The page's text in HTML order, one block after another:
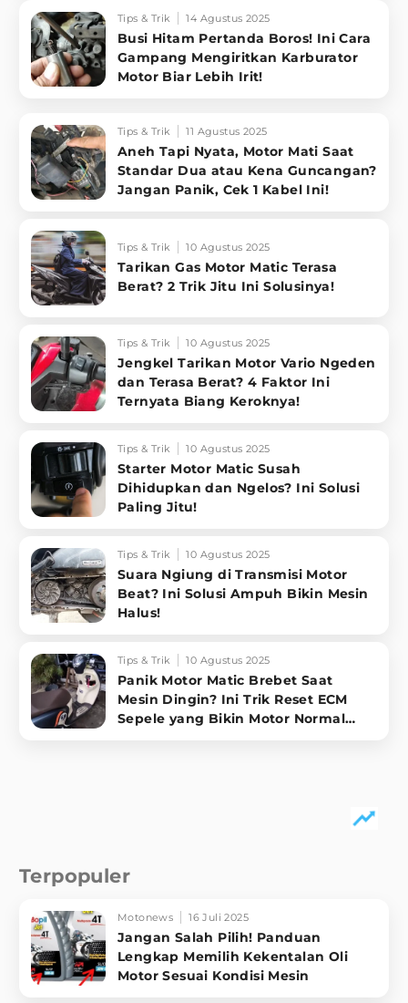
Tips & Trik 14 Agustus 2025
Busi Hitam Pertanda Boros! Ini Cara
Gampang Mengiritkan Karburator
Motor Biar Lebih Irit!
Tips & Trik 11 Agustus 2025
Aneh Tapi Nyata, Motor Mati Saat
Standar Dua atau Kena Guncangan?
Jangan Panik, Cek 1 Kabel Ini!
Tips & Trik 10 Agustus 2025
Tarikan Gas Motor Matic Terasa
Berat? 2 Trik Jitu Ini Solusinya!
Tips & Trik 10 Agustus 2025
Jengkel Tarikan Motor Vario Ngeden
dan Terasa Berat? 4 Faktor Ini
Ternyata Biang Keroknya!
Tips & Trik 10 Agustus 2025
Starter Motor Matic Susah
Dihidupkan dan Ngelos? Ini Solusi
Paling Jitu!
Tips & Trik 10 Agustus 2025
Suara Ngiung di Transmisi Motor
Beat? Ini Solusi Ampuh Bikin Mesin
Halus!
Tips & Trik 10 Agustus 2025
Panik Motor Matic Brebet Saat
Mesin Dingin? Ini Trik Reset ECM
Sepele yang Bikin Motor Normal
Terpopuler
Motonews 16 Juli 2025
Jangan Salah Pilih! Panduan
Lengkap Memilih Kekentalan Oli
Motor Sesuai Kondisi Mesin